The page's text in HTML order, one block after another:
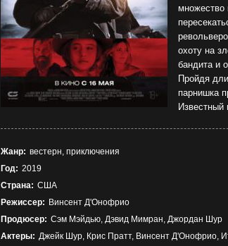
множество
охоту на
бандита и
Пройдя
парнишка
Известный
Жанр: вестерн, приключения
Год: 2019
Страна: США
Режиссер: Винсент Д'Онофрио
Продюсер: Сэм Мэйдью, Дэвид Мимран, Джордан Шур
Актеры: Джейк Шур, Крис Пратт, Винсент Д'Онофрио,